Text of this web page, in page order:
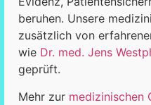
beruhen. Unsere
zusätzlich von
wie Dr. med. Jens
geprüft.
Mehr zur medizinischen